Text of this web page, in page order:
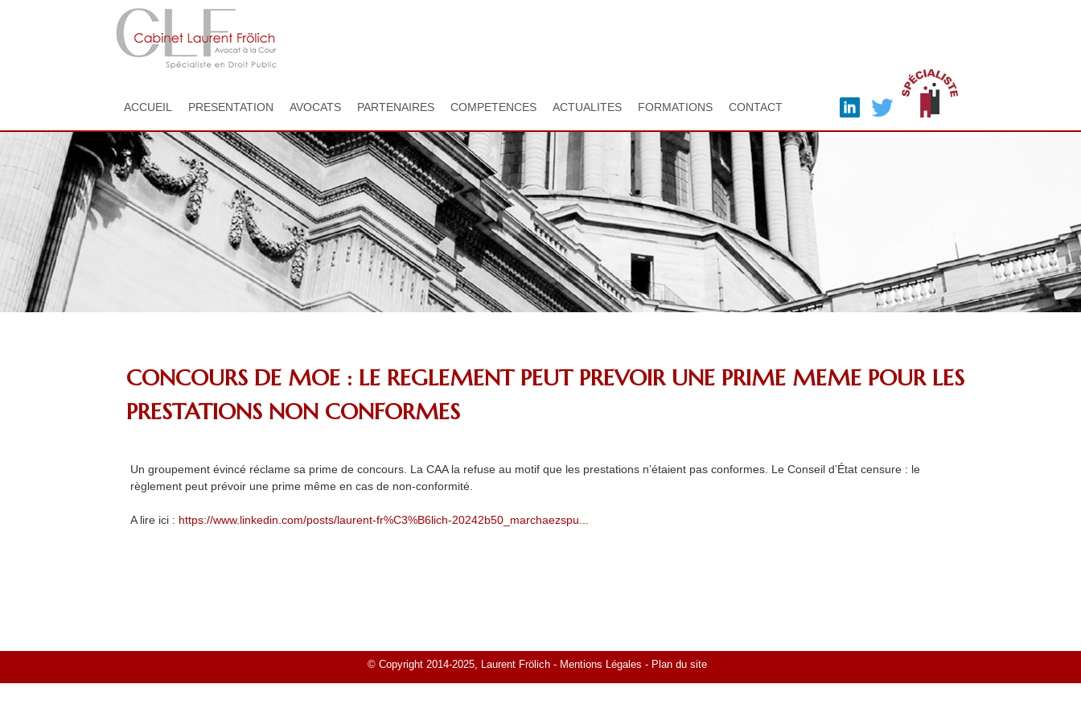
ACCUEIL PRESENTATION AVOCATS PARTENAIRES COMPETENCES ACTUALITES FORMATIONS CONTACT
CONCOURS DE MOE : LE REGLEMENT PEUT PREVOIR UNE PRIME MEME POUR LES
PRESTATIONS NON CONFORMES
Un groupement évincé réclame sa prime de concours. La CAA la refuse au motif que les prestations n’étaient pas conformes. Le Conseil d’État censure : le
règlement peut prévoir une prime même en cas de non-conformité.
A lire ici : https://www.linkedin.com/posts/laurent-fr%C3%B6lich-20242b50_marchaezspu...
© Copyright 2014-2025, Laurent Frölich - Mentions Légales - Plan du site